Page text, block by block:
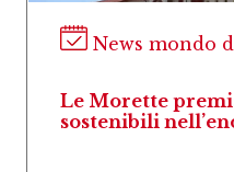
News mondo
Le Morette
sostenibili